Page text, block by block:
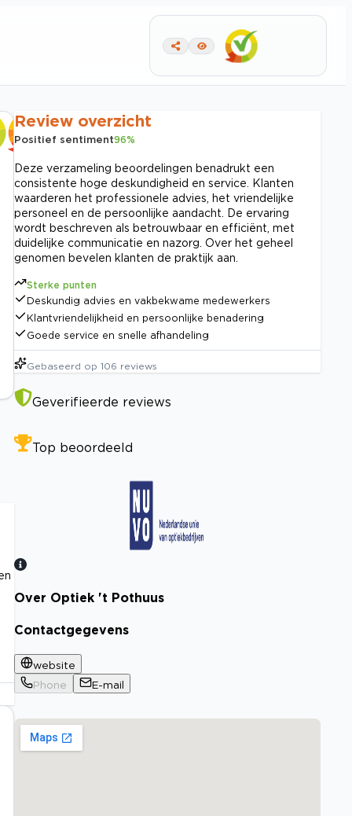
Review overzicht
Positief sentiment96%
Deze verzameling beoordelingen benadrukt een
consistente hoge deskundigheid en service. Klanten
waarderen het professionele advies, het vriendelijke
personeel en de persoonlijke aandacht. De ervaring
wordt beschreven als betrouwbaar en efficiënt, met
duidelijke communicatie en nazorg. Over het geheel
genomen bevelen klanten de praktijk aan.
Sterke punten
Deskundig advies en vakbekwame medewerkers
Klantvriendelijkheid en persoonlijke benadering
Goede service en snelle afhandeling
Gebaseerd op 106 reviews
Geverifieerde reviews
Top beoordeeld
Bekijk certificaat
Over Optiek 't Pothuus
Contactgegevens
website
Phone
E-mail